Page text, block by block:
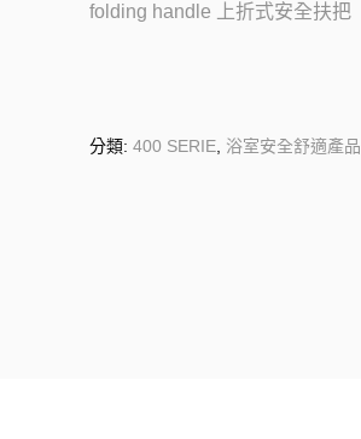
folding handle 上折式安全扶把
分類: 400 SERIE 浴室安全舒適產品